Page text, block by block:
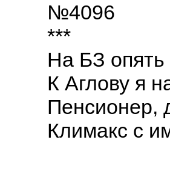
№4096
***
На БЗ опять
К Аглову я
Пенсионер,
Климакс с